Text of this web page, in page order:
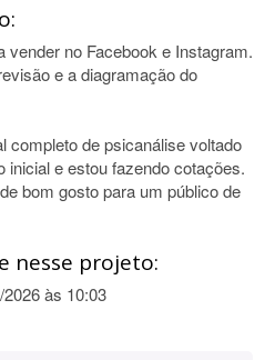
vender no Facebook e Instagram.
e a diagramação do
completo de psicanálise voltado
inicial e estou fazendo cotações.
bom gosto para um público de
nesse projeto:
2026 às 10:03